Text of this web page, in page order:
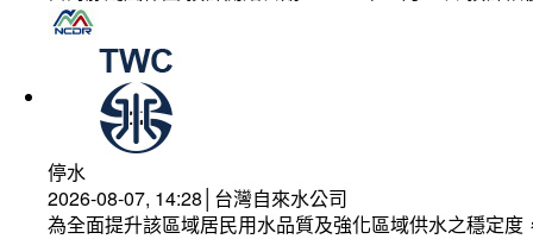
停水
2026-08-07, 14:28│台灣自來水公司
為全面提升該區域居民用水品質及強化區域供水之穩定